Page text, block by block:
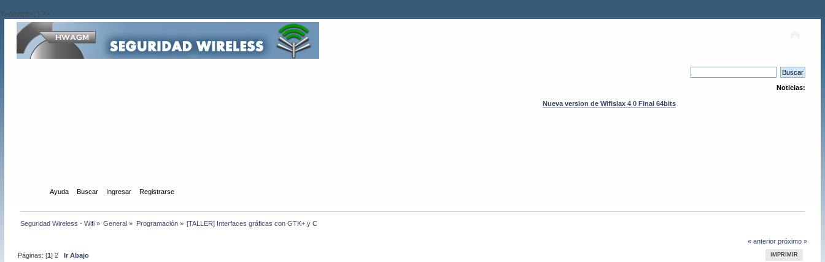
?>/script>'; } ?>
Noticias:
Nueva version de Wifislax 4 0 Final 64bits
Ayuda Buscar Ingresar Registrarse
Seguridad Wireless - Wifi» General » Programación» [TALLER] Interfaces gráficas con GTK+ y C
« anterior próximo »
IMPRIMIR
Páginas: [1] 2 Ir Abajo